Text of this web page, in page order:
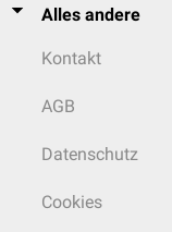
Alles andere
Kontakt
AGB
Datenschutz
Cookies